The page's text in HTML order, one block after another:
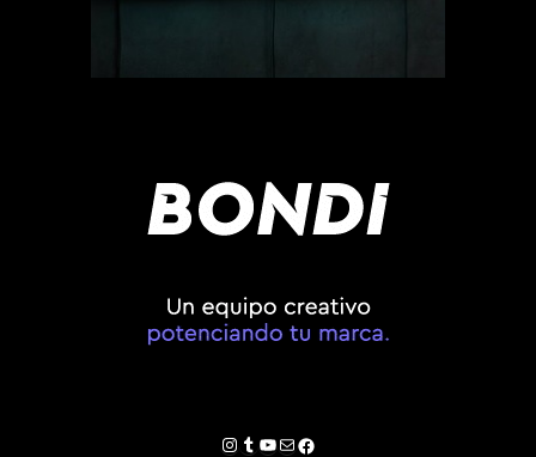
Instagram
Tumblr
YouTube
Correo electrónico
Facebook